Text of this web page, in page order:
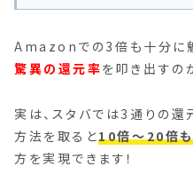
Amazonでの3倍も十分に
驚異の還元率を叩き出すの
実は、スタバでは3通りの還
方法を取ると10倍～20倍
方を実現できます！